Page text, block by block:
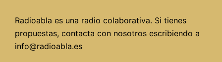
futuro
Radioabla es una radio colaborativa. Si tienes
propuestas, contacta con nosotros escribiendo a
info@radioabla.es